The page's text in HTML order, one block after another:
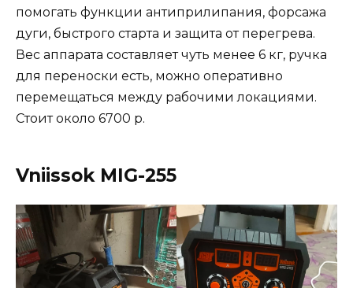
помогать функции антиприлипания, форсажа
дуги, быстрого старта и защита от перегрева.
Вес аппарата составляет чуть менее 6 кг, ручка
для переноски есть, можно оперативно
перемещаться между рабочими локациями.
Стоит около 6700 р.
Vniissok MIG-255